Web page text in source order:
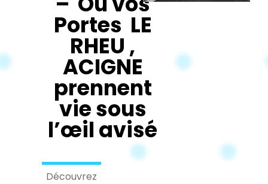
Portes LE
RHEU ,
ACIGNE
prennent
vie sous
l’œil avisé
Découvrez